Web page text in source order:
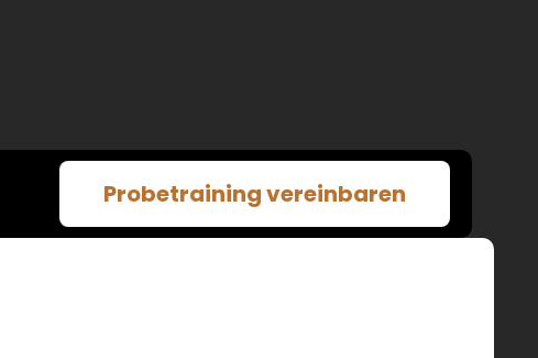
Probetraining vereinbaren